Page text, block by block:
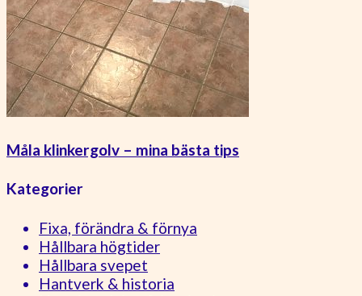
Måla klinkergolv – mina bästa tips
Kategorier
Fixa, förändra & förnya
Hållbara högtider
Hållbara svepet
Hantverk & historia